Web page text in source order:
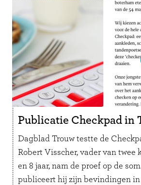
Publicatie Checkpad in
Dagblad Trouw testte de
Robert Visscher, vader van twee
en 8 jaar, nam de proef op de
publiceert hij zijn bevindingen in